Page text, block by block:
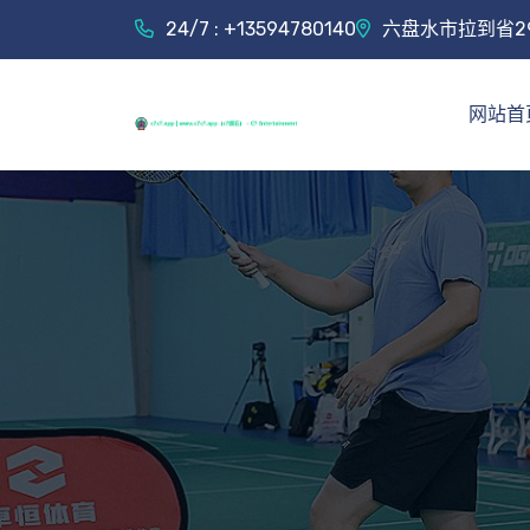
24/7 : +13594780140 六盘水市拉到省
网站首